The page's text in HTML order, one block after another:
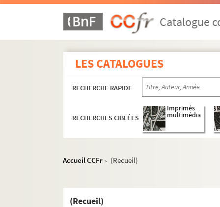
Catalogue
LES CATALOGUES
RECHERCHE RAPIDE
RECHERCHES CIBLÉES
Imprimés
multimédia
Accueil CCFr > (Recueil)
(Recueil)